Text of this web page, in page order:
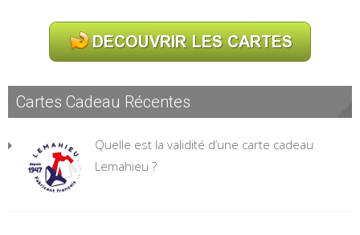
Cartes Cadeau Récentes
Quelle est la validité d’une carte cadeau
Lemahieu ?